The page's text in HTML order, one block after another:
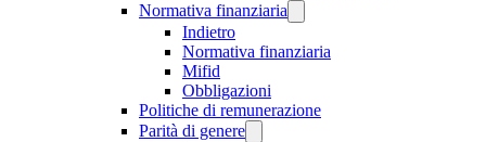
Normativa finanziaria
Indietro
Normativa finanziaria
Mifid
Obbligazioni
Politiche di remunerazione
Parità di genere